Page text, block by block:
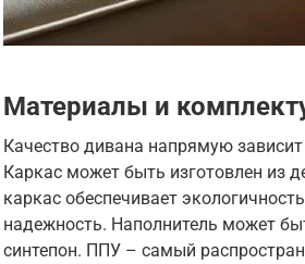
Материалы и
Качество дивана напрямую
Каркас может быть изготовлен из
каркас обеспечивает
надежность. Наполнитель может
синтепон. ППУ – самый